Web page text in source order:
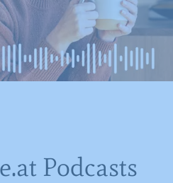
Podcasts